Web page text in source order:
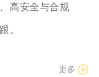
高安全与合规
。
更多